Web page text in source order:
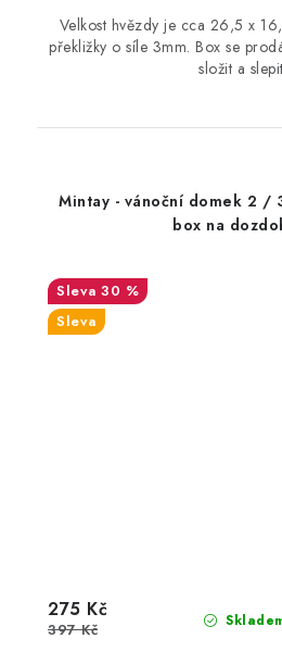
Velkost hvězdy je cca 26,5 x
překližky o síle 3mm. Box se
složit a
Mintay - vánoční domek 2 /
box na
30 %
Sleva
275 Kč
397 Kč